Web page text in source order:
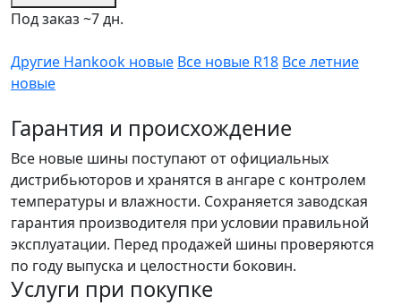
Под заказ ~7 дн.
Другие Hankook новые Все новые R18 Все летние
новые
Гарантия и происхождение
Все новые шины поступают от официальных
дистрибьюторов и хранятся в ангаре с контролем
температуры и влажности. Сохраняется заводская
гарантия производителя при условии правильной
эксплуатации. Перед продажей шины проверяются
по году выпуска и целостности боковин.
Услуги при покупке